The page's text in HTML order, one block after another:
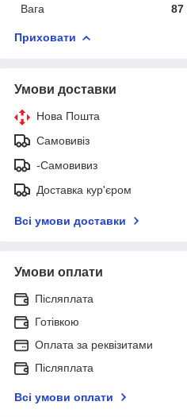
Вага
87
Приховати
Умови доставки
Нова Пошта
Самовивіз
-Самовивиз
Доставка кур'єром
Всі умови доставки
Умови оплати
Післяплата
Готівкою
Оплата за реквізитами
Післяплата
Всі умови оплати